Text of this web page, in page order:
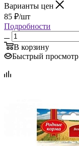
Варианты цен
85 ₽/шт
Подробности
В корзину
Быстрый просмотр